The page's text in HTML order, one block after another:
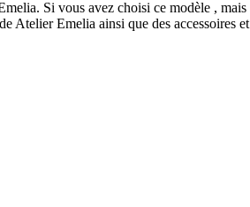
Si vous avez choisi ce modèle ,
Atelier Emelia ainsi que des accessoires